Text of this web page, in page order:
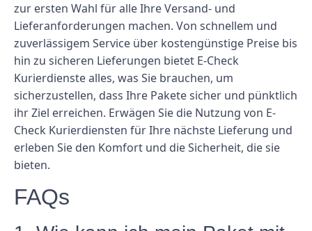
zur ersten Wahl für alle Ihre Versand- und
Lieferanforderungen machen. Von schnellem und
zuverlässigem Service über kostengünstige Preise bis
hin zu sicheren Lieferungen bietet E-Check
Kurierdienste alles, was Sie brauchen, um
sicherzustellen, dass Ihre Pakete sicher und pünktlich
ihr Ziel erreichen. Erwägen Sie die Nutzung von E-
Check Kurierdiensten für Ihre nächste Lieferung und
erleben Sie den Komfort und die Sicherheit, die sie
bieten.
FAQs